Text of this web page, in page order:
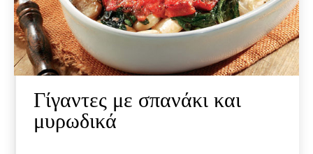
Γίγαντες με σπανάκι και
μυρωδικά